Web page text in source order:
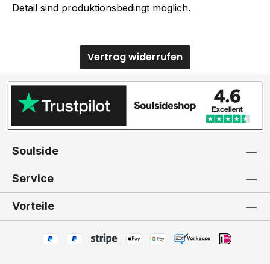
Detail sind produktionsbedingt möglich.
Vertrag widerrufen
Soulside
Service
Vorteile